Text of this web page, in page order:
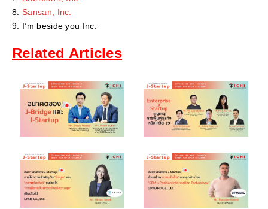
Sansan, Inc.
I’m beside you Inc.
Related Articles